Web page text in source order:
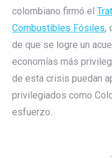
colombiano firmó el
Combustibles Fósiles,
de que se logre un
economías más
de esta crisis puedan
privilegiados como
esfuerzo.